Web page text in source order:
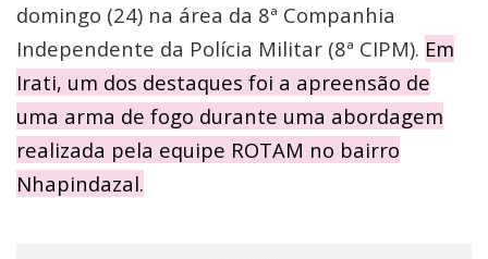
domingo (24) na área da 8ª Companhia
Independente da Polícia Militar (8ª CIPM). Em
Irati, um dos destaques foi a apreensão de
uma arma de fogo durante uma abordagem
realizada pela equipe ROTAM no bairro
Nhapindazal.